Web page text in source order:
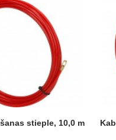
stieple, 10,0 m